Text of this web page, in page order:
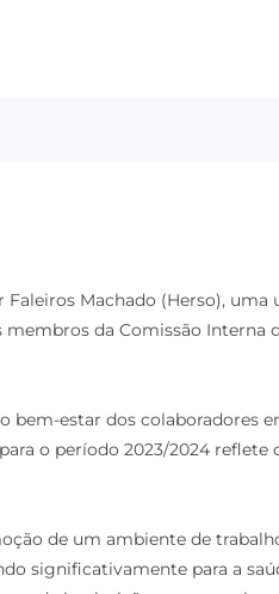
Machado (Herso),
da Comissão Interna
estar dos colaboradores
o período 2023/2024
de um ambiente de
significativamente para a